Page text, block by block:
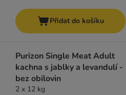
Přidat do košíku
Purizon Single Meat Adult
kachna s jablky a levandulí -
bez obilovin
2 x 12 kg